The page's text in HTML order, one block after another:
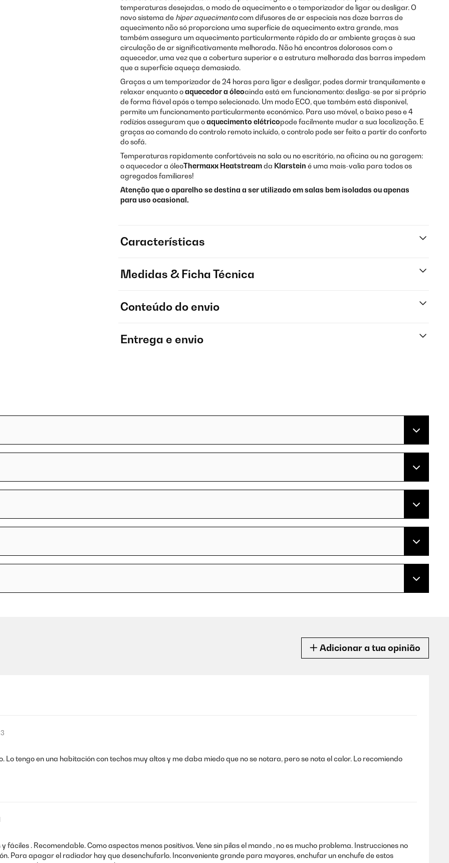
temperaturas desejadas, o modo de aquecimento e o temporizador de ligar ou desligar. O
novo sistema de hiper aquecimentocom difusores de ar especiais nas doze barras de
aquecimento não só proporciona uma superfície de aquecimento extra grande, mas
também assegura um aquecimento particularmente rápido do ar ambiente graças à sua
circulação de ar significativamente melhorada. Não há encontros dolorosos com o
aquecedor, uma vez que a cobertura superior e a estrutura melhorada das barras impedem
que a superfície aqueça demasiado.
Graças a um temporizador de 24 horas para ligar e desligar, podes dormir tranquilamente e
relaxar enquanto oaquecedor a óleoainda está em funcionamento: desliga-se por si próprio
de forma fiável após o tempo selecionado. Um modo ECO, que também está disponível,
permite um funcionamento particularmente económico. Para uso móvel, o baixo peso e 4
rodízios asseguram que oaquecimento elétricopode facilmente mudar a sua localização. E
graças ao comando do controlo remoto incluído, o controlo pode ser feito a partir do conforto
do sofá.
Temperaturas rapidamente confortáveis na sala ou no escritório, na oficina ou na garagem:
o aquecedor a óleoThermaxx Heatstreamda Klarstein é uma mais-valia para todos os
agregados familiares!
Atenção que o aparelho se destina a ser utilizado em salas bem isoladas ou apenas
para uso ocasional.
Características
Medidas & Ficha Técnica
Conteúdo do envio
Entrega e envio
Adicionar a tua opinião
tengo en una habitación con techos muy altos y me daba miedo que no se notara, pero se nota el calor. Lo recomiendo
. Recomendable. Como aspectos menos positivos. Vene sin pilas el mando , no es mucho problema. Instrucciones no
Para apagar el radiador hay que desenchufarlo. Inconveniente grande para mayores, enchufar un enchufe de estos